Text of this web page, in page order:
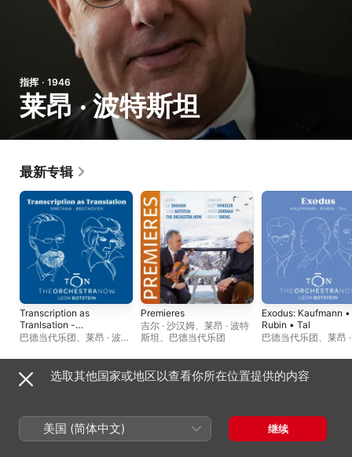
指挥 · 1946
莱昂 · 波特斯坦
最新专辑
Transcription as
Tranlsation -
Beethoven &
巴德当代乐团、 莱昂 · 波特
Premieres
吉尔 · 沙汉姆、 莱昂 · 波特
斯坦 、 巴德当代乐团
Exodus: Kaufmann •
Rubin • Tal
巴德当代乐团、 莱昂
现场专辑
选取其他国家或地区以查看你所在位置提供的内容
美国 (简体中文) 继续